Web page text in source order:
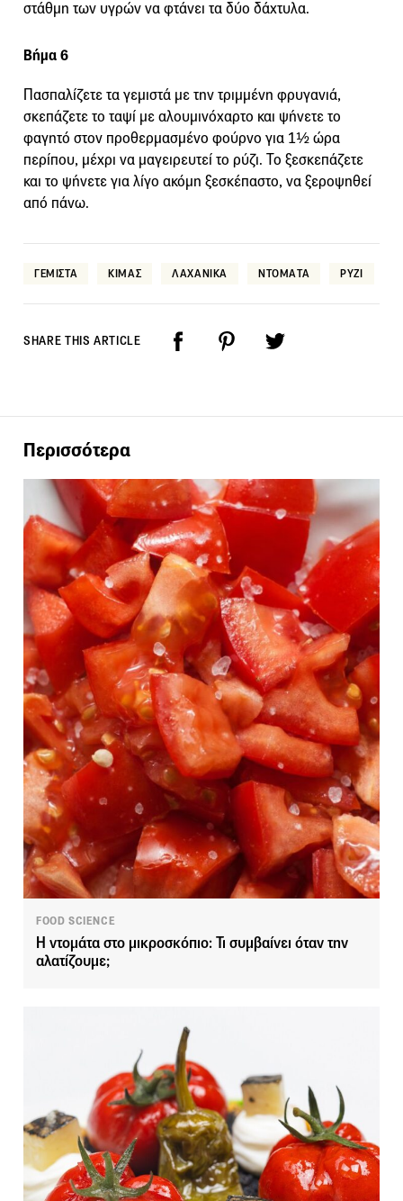
στάθμη των υγρών να φτάνει τα δύο δάχτυλα.
Βήμα 6
Πασπαλίζετε τα γεμιστά με την τριμμένη φρυγανιά,
σκεπάζετε το ταψί με αλουμινόχαρτο και ψήνετε το
φαγητό στον προθερμασμένο φούρνο για 1½ ώρα
περίπου, μέχρι να μαγειρευτεί το ρύζι. Το ξεσκεπάζετε
και το ψήνετε για λίγο ακόμη ξεσκέπαστο, να ξεροψηθεί
από πάνω.
ΓΕΜΙΣΤΑ ΚΙΜΑΣ ΛΑΧΑΝΙΚΑ ΝΤΟΜΑΤΑ ΡΥΖΙ
SHARE THIS ARTICLE
Περισσότερα
FOOD SCIENCE
Η ντομάτα στο μικροσκόπιο: Τι συμβαίνει όταν την
αλατίζουμε;